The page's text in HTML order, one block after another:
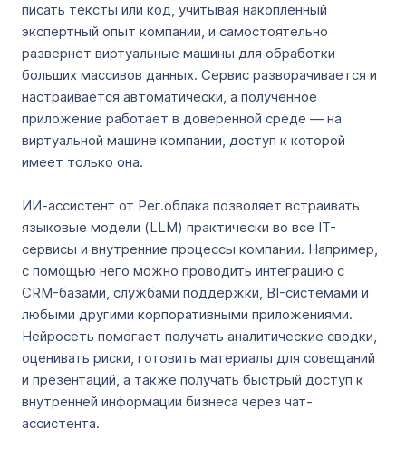
писать тексты или код, учитывая накопленный
экспертный опыт компании, и самостоятельно
развернет виртуальные машины для обработки
больших массивов данных. Сервис разворачивается и
настраивается автоматически, а полученное
приложение работает в доверенной среде — на
виртуальной машине компании, доступ к которой
имеет только она.
ИИ-ассистент от Рег.облака позволяет встраивать
языковые модели (LLM) практически во все IT-
сервисы и внутренние процессы компании. Например,
с помощью него можно проводить интеграцию с
CRM-базами, службами поддержки, BI-системами и
любыми другими корпоративными приложениями.
Нейросеть помогает получать аналитические сводки,
оценивать риски, готовить материалы для совещаний
и презентаций, а также получать быстрый доступ к
внутренней информации бизнеса через чат-
ассистента.